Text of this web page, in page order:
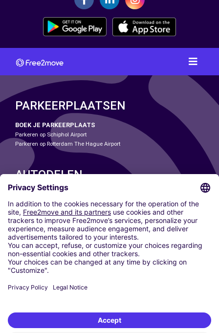
PARKEERPLAATSEN
BOEK JE PARKEERPLAATS
Parkeren op Schiphol Airport
Parkeren op Rotterdam The Hague Airport
AUTODELEN
ONZE STEDEN
Paris
Madrid
Washington DC
Milaan
Rome
Turijn
Wenen
Berlijn
Düsseldorf